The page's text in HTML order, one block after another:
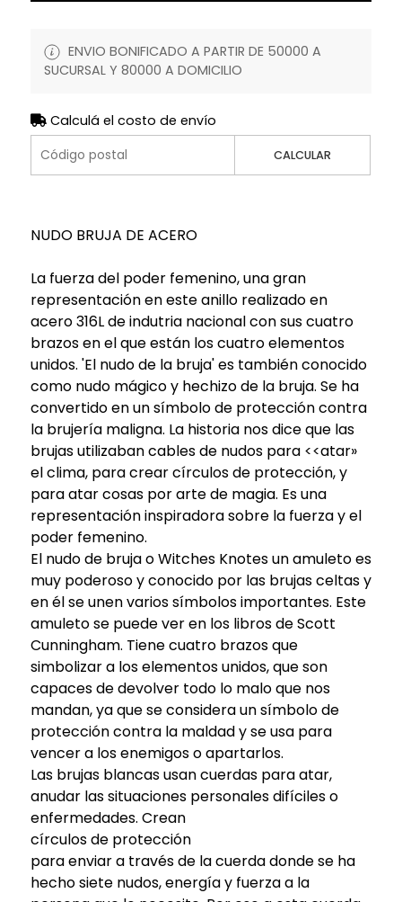
ENVIO BONIFICADO A PARTIR DE 50000 A
SUCURSAL Y 80000 A DOMICILIO
Calculá el costo de envío
CALCULAR
NUDO BRUJA DE ACERO
La fuerza del poder femenino, una gran
representación en este anillo realizado en
acero 316L de indutria nacional con sus cuatro
brazos en el que están los cuatro elementos
unidos. 'El nudo de la bruja' es también conocido
como nudo mágico y hechizo de la bruja. Se ha
convertido en un símbolo de protección contra
la brujería maligna. La historia nos dice que las
brujas utilizaban cables de nudos para <<atar»
el clima, para crear círculos de protección, y
para atar cosas por arte de magia. Es una
representación inspiradora sobre la fuerza y el
poder femenino.
El nudo de bruja o Witches Knotes un amuleto es
muy poderoso y conocido por las brujas celtas y
en él se unen varios símbolos importantes. Este
amuleto se puede ver en los libros de Scott
Cunningham. Tiene cuatro brazos que
simbolizar a los elementos unidos, que son
capaces de devolver todo lo malo que nos
mandan, ya que se considera un símbolo de
protección contra la maldad y se usa para
vencer a los enemigos o apartarlos.
Las brujas blancas usan cuerdas para atar,
anudar las situaciones personales difíciles o
enfermedades. Crean
círculos de protección
para enviar a través de la cuerda donde se ha
hecho siete nudos, energía y fuerza a la